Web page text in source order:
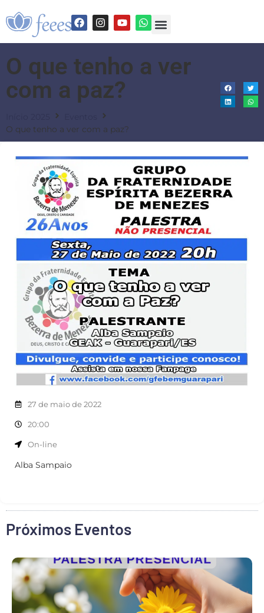
O que tenho a ver
com a paz?
O que tenho a ver com a paz?
27 de maio de 2022
20:00
On-line
Alba Sampaio
Próximos Eventos